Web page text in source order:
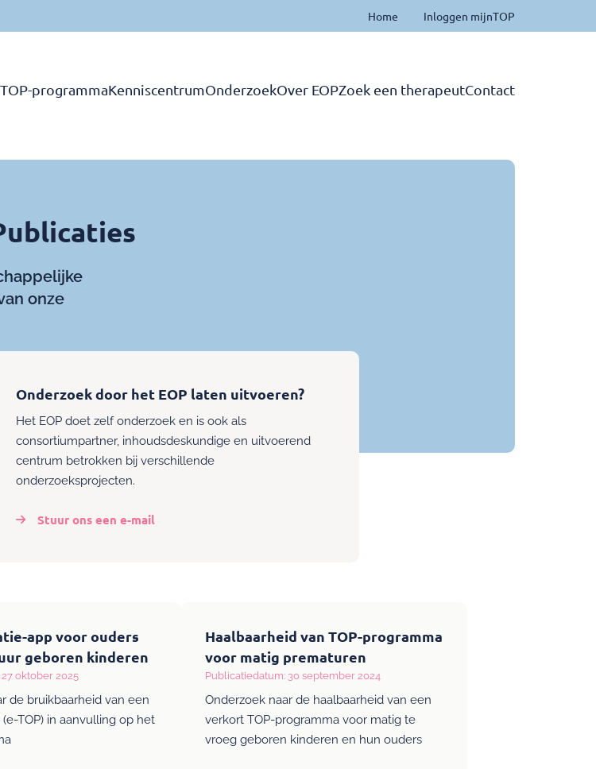
Home Inloggen mijnTOP
TOP-programmaKenniscentrumOnderzoekOver EOPZoek een therapeutContact
onze
Onderzoek door het EOP laten uitvoeren?
Het EOP doet zelf onderzoek en is ook als
consortiumpartner, inhoudsdeskundige en uitvoerend
centrum betrokken bij verschillende
onderzoeksprojecten.
Stuur ons een e-mail
app voor ouders
geboren kinderen
oktober 2025
de bruikbaarheid van een
TOP) in aanvulling op het
Haalbaarheid van TOP-programma
voor matig prematuren
Publicatiedatum: 30 september 2024
Onderzoek naar de haalbaarheid van een
verkort TOP-programma voor matig te
vroeg geboren kinderen en hun ouders